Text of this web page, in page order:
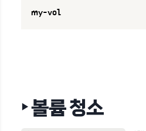
my-vol
‣ 볼륨 청소